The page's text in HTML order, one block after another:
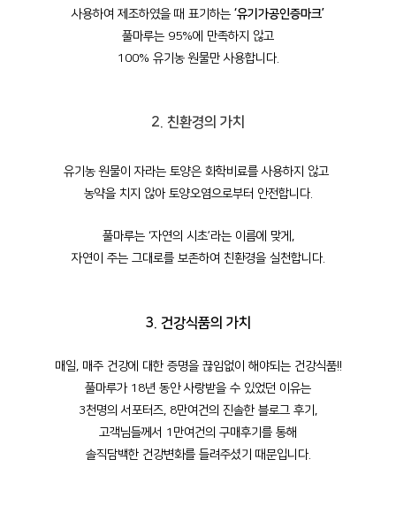
사용하여 제조하였을 때 표기하는 ‘유기가공인증마크’
풀마루는 95%에 만족하지 않고
100% 유기농 원물만 사용합니다.
2. 친환경의 가치
유기농 원물이 자라는 토양은 화학비료를 사용하지 않고
농약을 치지 않아 토양오염으로부터 안전합니다.
풀마루는 ‘자연의 시초’라는 이름에 맞게,
자연이 주는 그대로를 보존하여 친환경을 실천합니다.
3. 건강식품의 가치
매일, 매주 건강에 대한 증명을 끊임없이 해야되는 건강식품!!
풀마루가 18년 동안 사랑받을 수 있었던 이유는
3천명의 서포터즈, 8만여건의 진솔한 블로그 후기,
고객님들께서 1만여건의 구매후기를 통해
솔직담백한 건강변화를 들려주셨기 때문입니다.